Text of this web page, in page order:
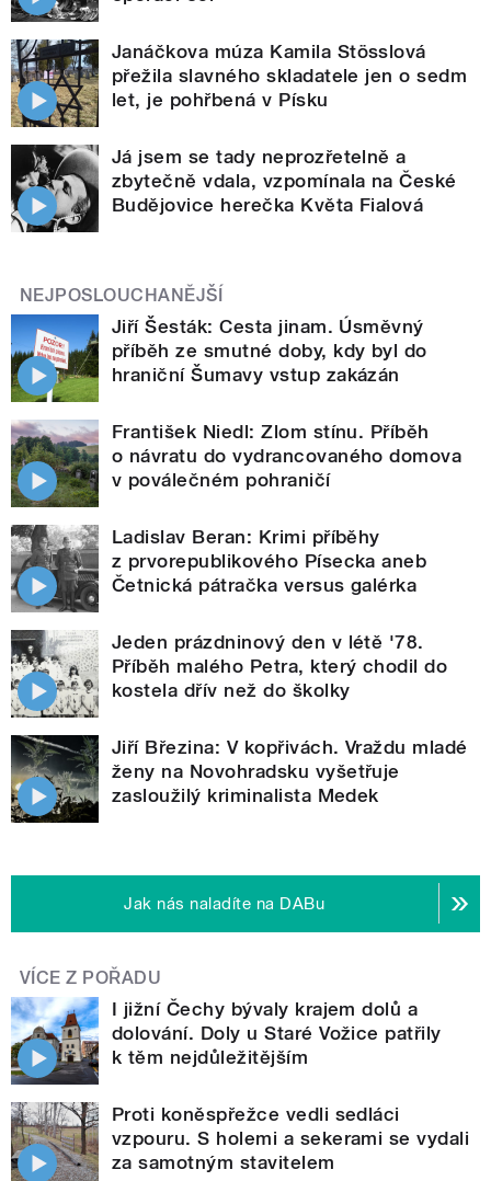
Janáčkova múza Kamila Stösslová
přežila slavného skladatele jen o sedm
let, je pohřbená v Písku
Já jsem se tady neprozřetelně a
zbytečně vdala, vzpomínala na České
Budějovice herečka Květa Fialová
NEJPOSLOUCHANĚJŠÍ
Jiří Šesták: Cesta jinam. Úsměvný
příběh ze smutné doby, kdy byl do
hraniční Šumavy vstup zakázán
František Niedl: Zlom stínu. Příběh
o návratu do vydrancovaného domova
v poválečném pohraničí
Ladislav Beran: Krimi příběhy
z prvorepublikového Písecka aneb
Četnická pátračka versus galérka
Jeden prázdninový den v létě '78.
Příběh malého Petra, který chodil do
kostela dřív než do školky
Jiří Březina: V kopřivách. Vraždu mladé
ženy na Novohradsku vyšetřuje
zasloužilý kriminalista Medek
Jak nás naladíte na DABu
VÍCE Z POŘADU
I jižní Čechy bývaly krajem dolů a
dolování. Doly u Staré Vožice patřily
k těm nejdůležitějším
Proti koněspřežce vedli sedláci
vzpouru. S holemi a sekerami se vydali
za samotným stavitelem